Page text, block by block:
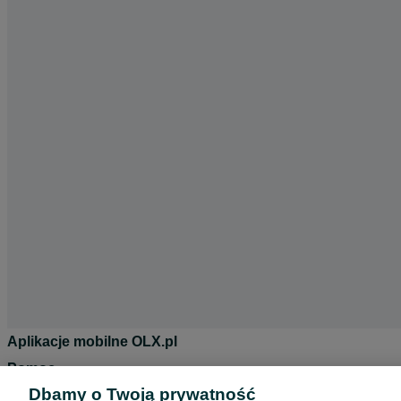
Aplikacje mobilne OLX.pl
Pomoc
Wyróżnione ogłoszenia
Dbamy o Twoją prywatność